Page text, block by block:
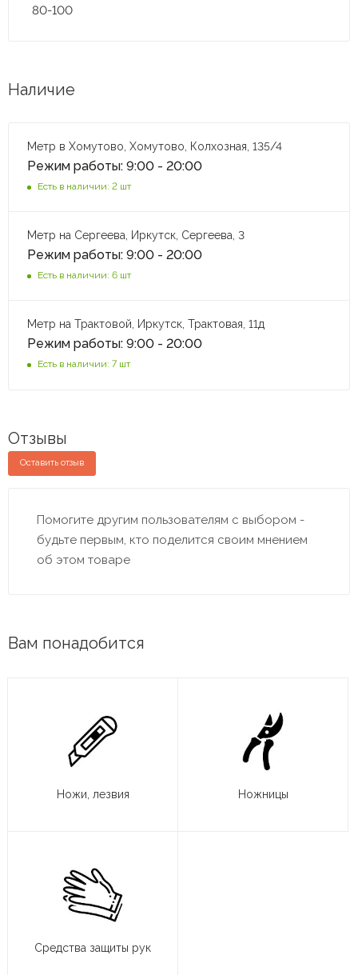
80-100
Наличие
Метр в Хомутово, Хомутово, Колхозная, 135/4
Режим работы: 9:00 - 20:00
Есть в наличии: 2 шт
Метр на Сергеева, Иркутск, Сергеева, 3
Режим работы: 9:00 - 20:00
Есть в наличии: 6 шт
Метр на Трактовой, Иркутск, Трактовая, 11д
Режим работы: 9:00 - 20:00
Есть в наличии: 7 шт
Отзывы
Оставить отзыв
Помогите другим пользователям с выбором -
будьте первым, кто поделится своим мнением
об этом товаре
Вам понадобится
Ножи, лезвия Ножницы
Средства защиты рук